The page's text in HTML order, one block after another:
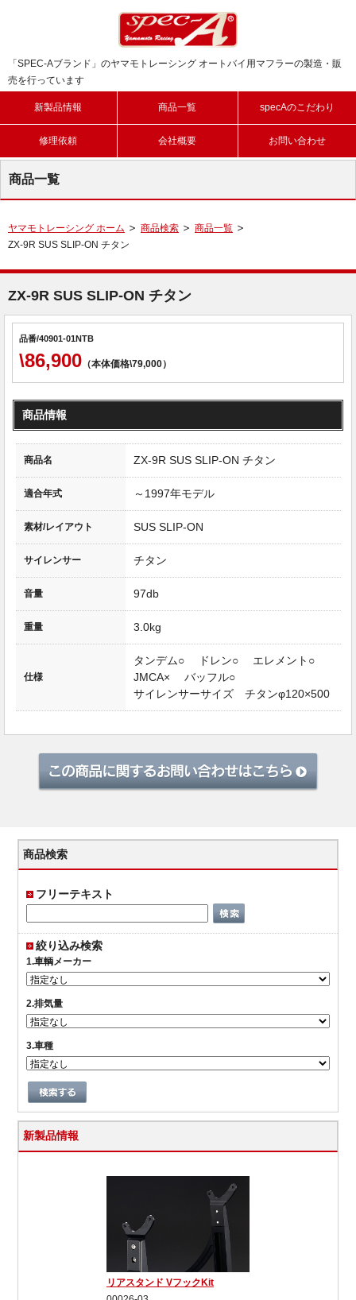
「SPEC-Aブランド」のヤマモトレーシング オートバイ用マフラーの製造・販
売を行っています
新製品情報 商品一覧 specAのこだわり
修理依頼 会社概要 お問い合わせ
商品一覧
ヤマモトレーシング ホーム 商品検索
商品一覧
ZX-9R SUS SLIP-ON チタン
ZX-9R SUS SLIP-ON チタン
品番/40901-01NTB
\86,900 （本体価格\79,000）
商品情報
商品名 ZX-9R SUS SLIP-ON チタン
適合年式 ～1997年モデル
素材/レイアウト SUS SLIP-ON
サイレンサー チタン
音量 97db
重量 3.0kg
仕様
タンデム○ ドレン○ エレメント○
JMCA× バッフル○
サイレンサーサイズ チタンφ120×500
商品検索
フリーテキスト
絞り込み検索
1.車輌メーカー
2.排気量
3.車種
新製品情報
リアスタンド VフックKit